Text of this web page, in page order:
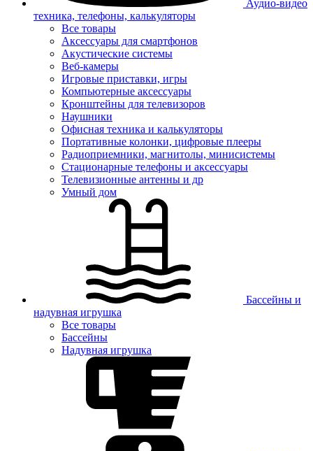
Аудио-видео
техника, телефоны, калькуляторы
Все товары
Аксессуары для смартфонов
Акустические системы
Веб-камеры
Игровые приставки, игры
Компьютерные аксессуары
Кронштейны для телевизоров
Наушники
Офисная техника и калькуляторы
Портативные колонки, цифровые плееры
Радиоприемники, магнитолы, минисистемы
Стационарные телефоны и аксессуары
Телевизионные антенны и др
Умный дом
Бассейны и
надувная игрушка
Все товары
Бассейны
Надувная игрушка